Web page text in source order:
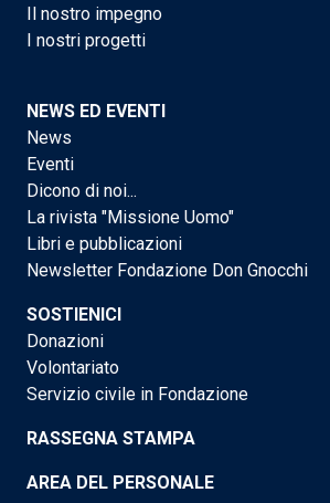
Il nostro impegno
I nostri progetti
NEWS ED EVENTI
News
Eventi
Dicono di noi...
La rivista "Missione Uomo"
Libri e pubblicazioni
Newsletter Fondazione Don Gnocchi
SOSTIENICI
Donazioni
Volontariato
Servizio civile in Fondazione
RASSEGNA STAMPA
AREA DEL PERSONALE